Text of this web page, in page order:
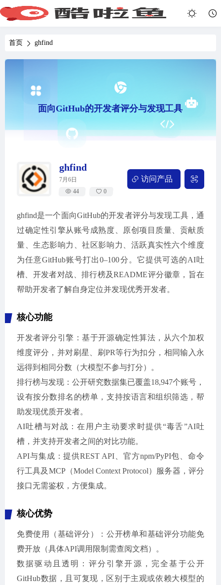
首页 ghfind
面向GitHub的开发者评分与发现工具
ghfind
7月6日
44
0
访问产品
ghfind是一个面向GitHub的开发者评分与发现工具，通
过确定性引擎从账号成熟度、原创项目质量、贡献质
量、生态影响力、社区影响力、活跃真实性六个维度
为任意GitHub账号打出0–100分。它提供可选的AI吐
槽、开发者对战、排行榜及README评分徽章，旨在
帮助开发者了解自身定位并发现优秀开发者。
核心功能
开发者评分引擎：基于开源确定性算法，从六个加权
维度评分，并对刷星、刷PR等行为扣分，相同输入永
远得到相同分数（大模型不参与打分）。
排行榜与发现：公开研究数据集已覆盖18,947个账号，
设有按分数排名的榜单，支持按语言和组织筛选，帮
助发现优质开发者。
AI吐槽与对战：在用户主动要求时提供“毒舌”AI吐
槽，并支持开发者之间的对比功能。
API与集成：提供REST API、官方npm/PyPI包、命令
行工具及MCP（Model Context Protocol）服务器，评分
接口无需鉴权，方便集成。
核心优势
免费使用（基础评分）：公开榜单和基础评分功能免
费开放（具体API调用限制需查阅文档）。
数据驱动且透明：评分引擎开源，完全基于公开
GitHub数据，且可复现，区别于主观或依赖大模型的